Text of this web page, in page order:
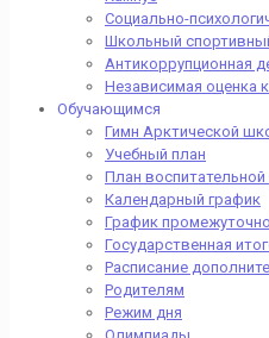
Социально-
Школьный
Антикоррупционная
Независимая оценка
Обучающимся
Гимн Арктической
Учебный план
План
Календарный график
График
Государственная
Расписание
Родителям
Режим дня